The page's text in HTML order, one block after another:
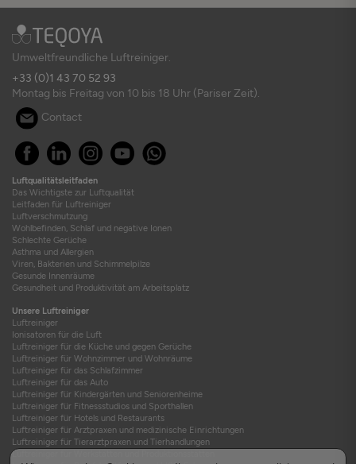
Umweltfreundliche Luftreiniger.
+33 (0)1 43 70 52 93
Montag bis Freitag von 10 bis 18 Uhr (Pariser Zeit).
Contact
Luftqualitätsleitfaden
Das Wichtigste zur Luftqualität
Leitfaden für Luftreiniger
Luftverschmutzung
Wohlbefinden, Schlaf und negative Ionen
Schlechte Gerüche
Asthma und Allergien
Viren, Bakterien und Schimmelpilze
Gesunde Innenräume
Gesundheit und Produktivität am Arbeitsplatz
Unsere Luftreiniger
Luftreiniger
Ionisatoren für die Luft
Luftreiniger für die Küche und gegen Gerüche
Luftreiniger für Wohnzimmer und Wohnräume
Luftreiniger für das Schlafzimmer
Luftreiniger für das Auto
Luftreiniger für Kindergärten und Seniorenheime
Luftreiniger für Fitnessstudios und Sporthallen
Luftreiniger für Hotels und Restaurants
Luftreiniger für Arztpraxen und medizinische Einrichtungen
Luftreiniger für Tierarztpraxen und Tierhandlungen
Luftreiniger für Werkstätten und Produktionsstätten